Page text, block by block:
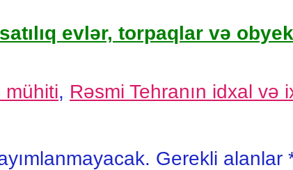
evlər, torpaqlar və
mühiti, Rəsmi Tehranın idxal və
Gerekli alanlar